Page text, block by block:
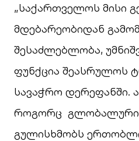
„საქართველოს მისი
მდებარეობიდან
შესაძლებლობა,
ფუნქცია შეასრულოს
სავაჭრო დერეფანში.
როგორც გლობალური
გულისხმობს